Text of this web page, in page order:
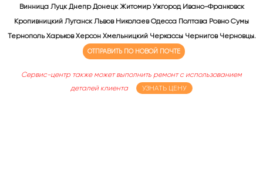
Винница Луцк Днепр Донецк Житомир Ужгород Ивано-Франковск
Кропивницкий Луганск Львов Николаев Одесса Полтава Ровно Сумы
Тернополь Харьков Херсон Хмельницкий Черкассы Чернигов Черновцы.
ОТПРАВИТЬ ПО НОВОЙ ПОЧТЕ
Сервис-центр также может выполнить ремонт с использованием
деталей клиента
УЗНАТЬ ЦЕНУ